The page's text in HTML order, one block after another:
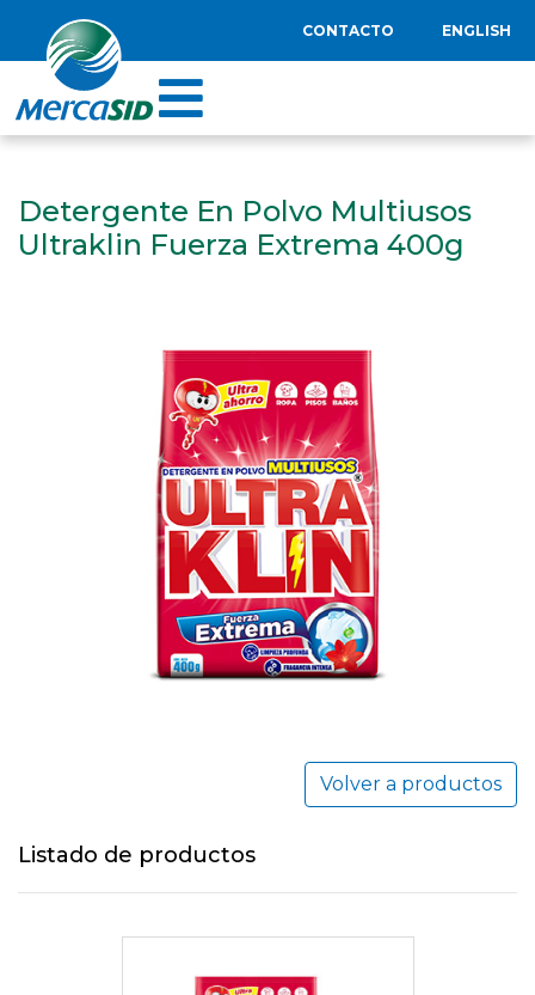
CONTACTO ENGLISH
Detergente En Polvo Multiusos
Ultraklin Fuerza Extrema 400g
Volver a productos
Listado de productos